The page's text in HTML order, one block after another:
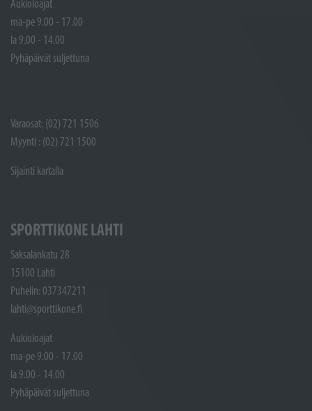
Aukioloajat
ma-pe 9.00 - 17.00
la 9.00 - 14.00
Pyhäpäivät suljettuna
Varaosat: (02) 721 1506
Myynti : (02) 721 1500
Sijainti kartalla
SPORTTIKONE LAHTI
Saksalankatu 28
15100 Lahti
Puhelin: 037347211
lahti@sporttikone.fi
Aukioloajat
ma-pe 9.00 - 17.00
la 9.00 - 14.00
Pyhäpäivät suljettuna